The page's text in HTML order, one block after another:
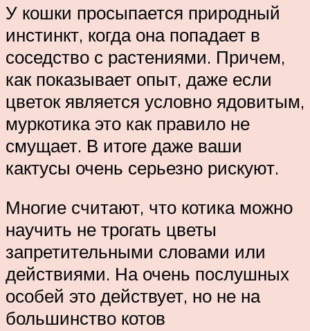
У кошки просыпается природный
инстинкт, когда она попадает в
соседство с растениями. Причем,
как показывает опыт, даже если
цветок является условно ядовитым,
муркотика это как правило не
смущает. В итоге даже ваши
кактусы очень серьезно рискуют.
Многие считают, что котика можно
научить не трогать цветы
запретительными словами или
действиями. На очень послушных
особей это действует, но не на
большинство котов